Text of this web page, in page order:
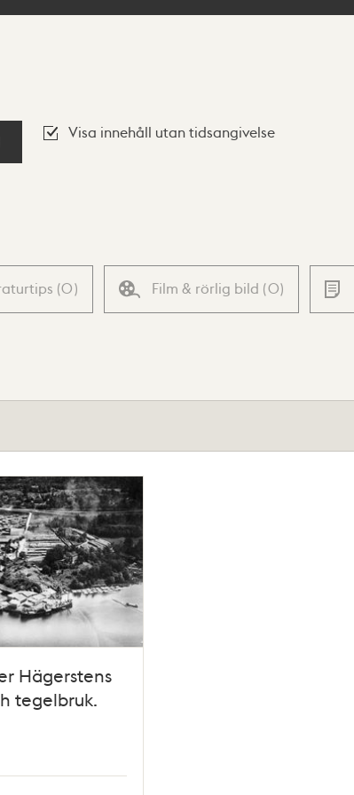
Visa innehåll utan tidsangivelse
(0) Film & rörlig bild (0)
Hägerstens
tegelbruk.